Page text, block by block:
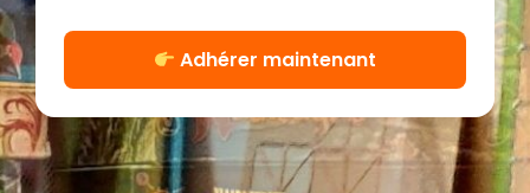
Adhérer maintenant